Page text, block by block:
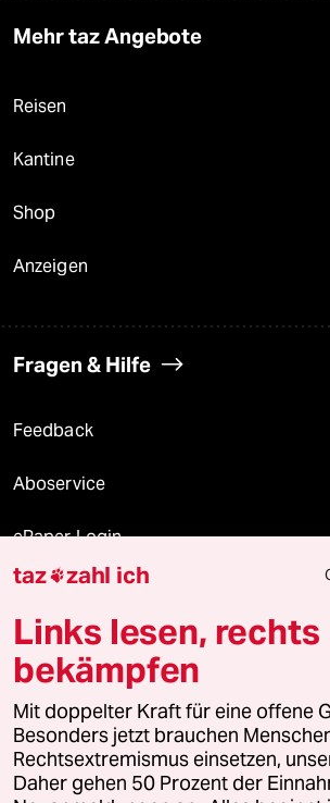
Mehr taz Angebote
Reisen
Kantine
Shop
Anzeigen
Fragen & Hilfe
Feedback
Aboservice
ePaper Login
Downloads für Abonnierende
© 2026 taz Verlags und Vertriebs GmbH
Alle Rechte vorbehalten. Bei rechtlichen Fragen
wenden Sie sich bitte an
lizenzen@taz.de
Feedback Redaktionsstatut
taz zahl ich
Links lesen, rechts
bekämpfen
Mit doppelter Kraft für eine offene
Besonders jetzt brauchen
Rechtsextremismus einsetzen,
Daher gehen 50 Prozent der